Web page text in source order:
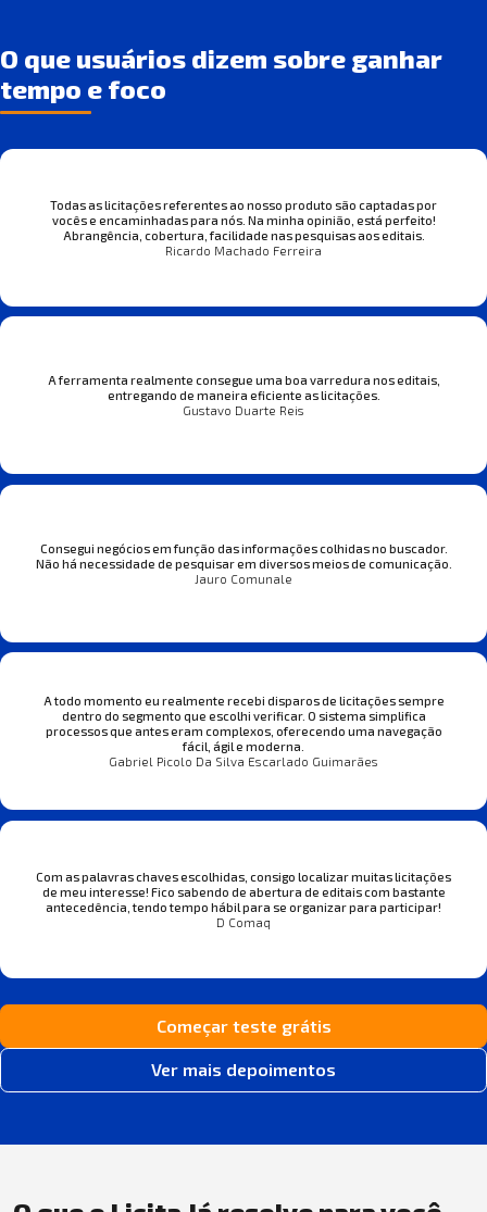
O que usuários dizem sobre ganhar
tempo e foco
Todas as licitações referentes ao nosso produto são captadas por
vocês e encaminhadas para nós. Na minha opinião, está perfeito!
Abrangência, cobertura, facilidade nas pesquisas aos editais.
Ricardo Machado Ferreira
A ferramenta realmente consegue uma boa varredura nos editais,
entregando de maneira eficiente as licitações.
Gustavo Duarte Reis
Consegui negócios em função das informações colhidas no buscador.
Não há necessidade de pesquisar em diversos meios de comunicação.
Jauro Comunale
A todo momento eu realmente recebi disparos de licitações sempre
dentro do segmento que escolhi verificar. O sistema simplifica
processos que antes eram complexos, oferecendo uma navegação
fácil, ágil e moderna.
Gabriel Picolo Da Silva Escarlado Guimarães
Com as palavras chaves escolhidas, consigo localizar muitas licitações
de meu interesse! Fico sabendo de abertura de editais com bastante
antecedência, tendo tempo hábil para se organizar para participar!
D Comaq
Começar teste grátis
Ver mais depoimentos